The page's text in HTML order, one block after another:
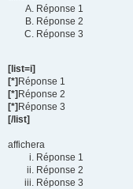
Réponse 1
Réponse 2
Réponse 3
[list=i]
[*] Réponse 1
[*] Réponse 2
[*] Réponse 3
[/list]
affichera
Réponse 1
Réponse 2
Réponse 3